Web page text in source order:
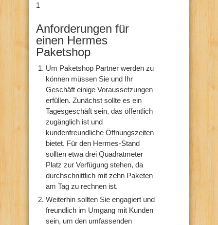
1
Anforderungen für
einen Hermes
Paketshop
Um Paketshop Partner werden zu
können müssen Sie und Ihr
Geschäft einige Voraussetzungen
erfüllen. Zunächst sollte es ein
Tagesgeschäft sein, das öffentlich
zugänglich ist und
kundenfreundliche Öffnungszeiten
bietet. Für den Hermes-Stand
sollten etwa drei Quadratmeter
Platz zur Verfügung stehen, da
durchschnittlich mit zehn Paketen
am Tag zu rechnen ist.
Weiterhin sollten Sie engagiert und
freundlich im Umgang mit Kunden
sein, um den umfassenden